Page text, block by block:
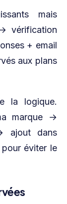
mais
vérification
+ email
aux plans
la logique.
marque →
ajout dans
éviter le